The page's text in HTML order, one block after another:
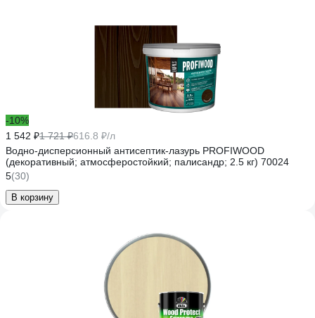
-10%
1 542 ₽1 721 ₽616.8 ₽/л
Водно-дисперсионный антисептик-лазурь PROFIWOOD
(декоративный; атмосферостойкий; палисандр; 2.5 кг) 70024
5(30)
В корзину